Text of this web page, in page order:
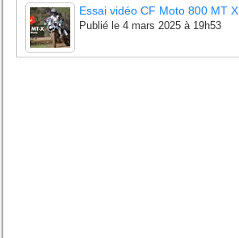
Essai vidéo CF Moto 800 MT X
Publié le 4 mars 2025 à 19h53